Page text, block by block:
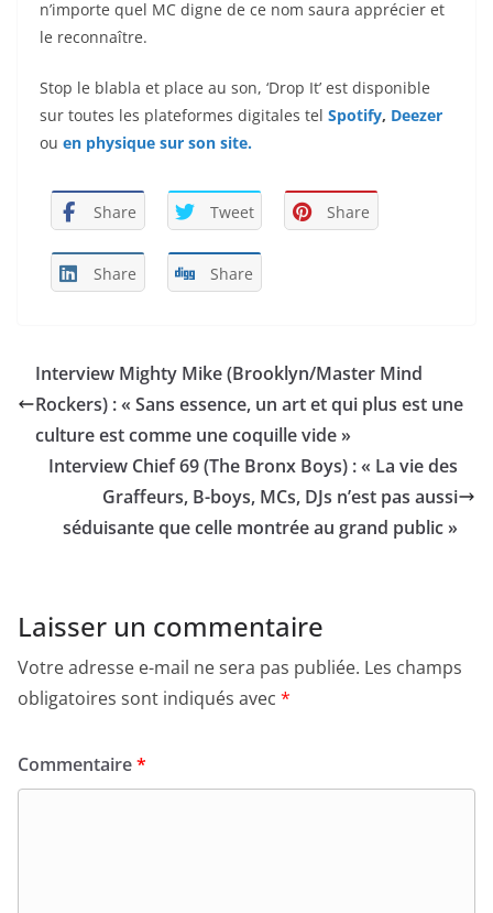
n’importe quel MC digne de ce nom saura apprécier et
le reconnaître.
Stop le blabla et place au son, ‘Drop It’ est disponible
sur toutes les plateformes digitales tel Spotify, Deezer
ou en physique sur son site.
Share Tweet Share
Share Share
Interview Mighty Mike (Brooklyn/Master Mind
Rockers) : « Sans essence, un art et qui plus est une
culture est comme une coquille vide »
Interview Chief 69 (The Bronx Boys) : « La vie des
Graffeurs, B-boys, MCs, DJs n’est pas aussi
séduisante que celle montrée au grand public »
Laisser un commentaire
Votre adresse e-mail ne sera pas publiée. Les champs
obligatoires sont indiqués avec *
Commentaire*